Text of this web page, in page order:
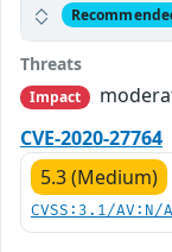
Threats
Impact
CVE-2020-27764
5.3 (Medium)
CVSS:3.1/